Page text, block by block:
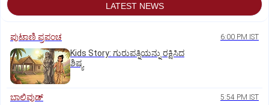
LATEST NEWS
ಪುಟಾಣಿ ಪ್ರಪಂಚ 6:00 PM IST
Kids Story: ಗುರುಪತ್ನಿಯನ್ನು ರಕ್ಷಿಸಿದ
ಶಿಷ್ಯ
ಬಾಲಿವುಡ್‌ 5:54 PM IST